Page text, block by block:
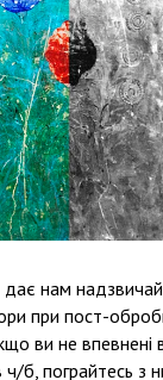
нам
при пост-
ви не впевнені
б, пограйтесь з